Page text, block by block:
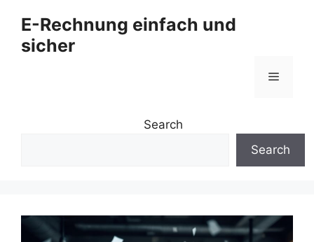
Inhalt
springen
E-Rechnung einfach und
sicher
Menü
Search
Search